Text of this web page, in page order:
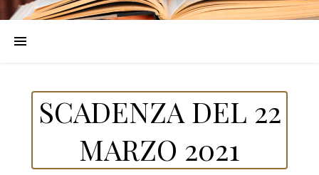
SCADENZA DEL 22
MARZO 2021